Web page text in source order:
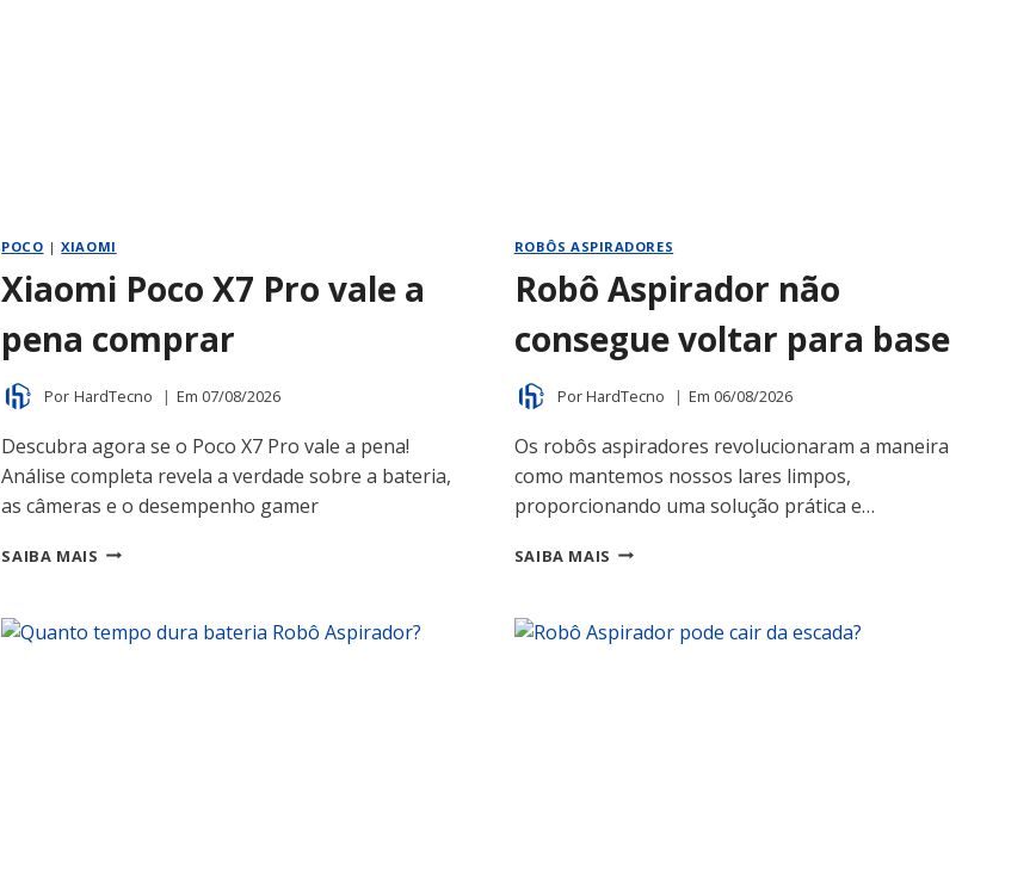
POCO |XIAOMI
Xiaomi Poco X7 Pro vale a
pena comprar
Por HardTecno Em 07/08/2026
Descubra agora se o Poco X7 Pro vale a pena!
Análise completa revela a verdade sobre a bateria,
as câmeras e o desempenho gamer
SAIBA MAIS XIAOMI
VALE
ROBÔS ASPIRADORES
Robô Aspirador não
consegue voltar para base
PorHardTecno Em 06/08/2026
Os robôs aspiradores revolucionaram a maneira
como mantemos nossos lares limpos,
proporcionando uma solução prática e…
SAIBA MAIS ROBÔ
CONSEGUE
VOLTAR